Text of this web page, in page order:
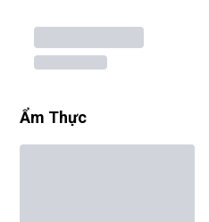
Ẩm Thực